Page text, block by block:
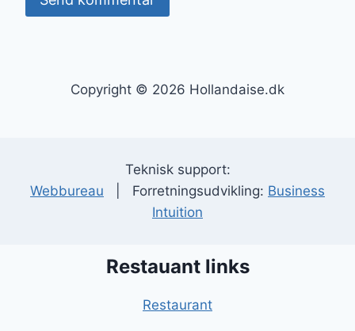
Copyright © 2026 Hollandaise.dk
Teknisk support:
Webbureau | Forretningsudvikling: Business
Intuition
Restauant links
Restaurant